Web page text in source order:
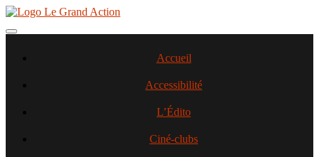
Aller
contenu
Toggle navigation
Accueil
Accessibilité
L’Édito
Ciné-clubs